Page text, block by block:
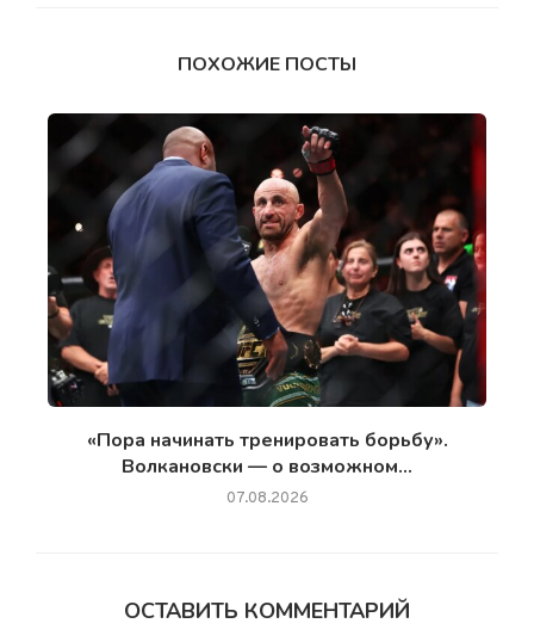
ПОХОЖИЕ ПОСТЫ
«Пора начинать тренировать борьбу».
Волкановски — о возможном...
07.08.2026
ОСТАВИТЬ КОММЕНТАРИЙ